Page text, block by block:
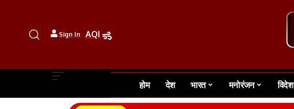
Sign In AQI
होम देश भारत मनोरंजन विदेश